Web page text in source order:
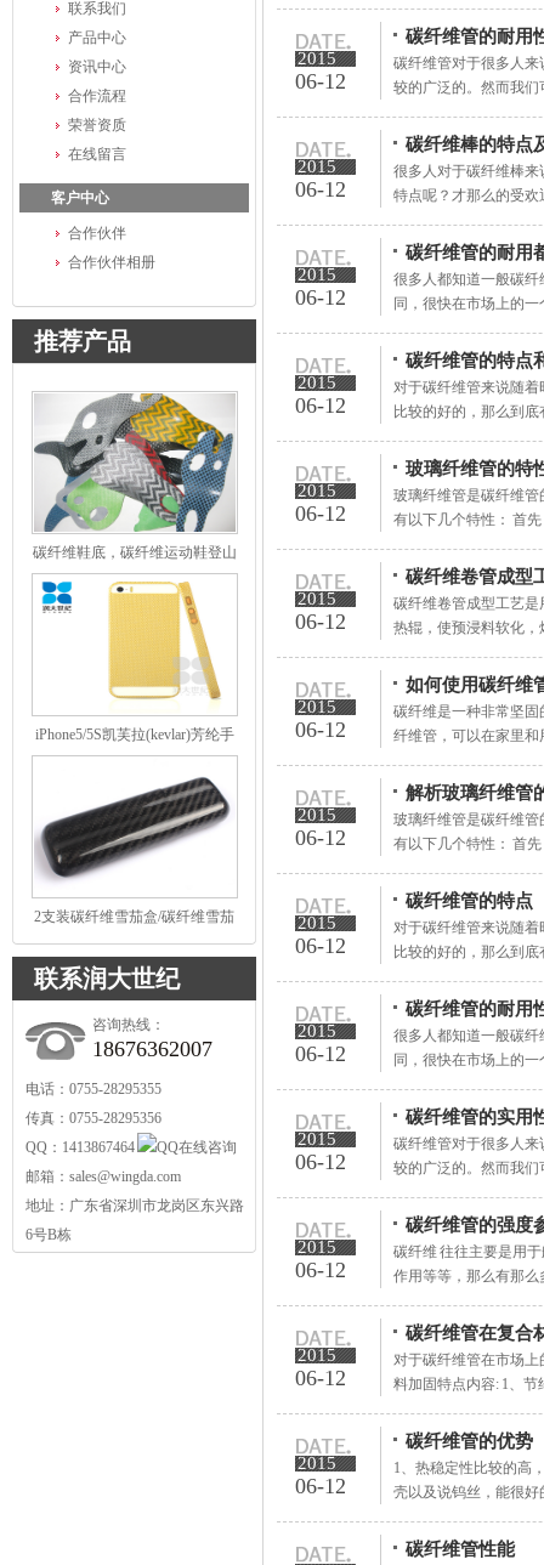
联系我们
产品中心
资讯中心
合作流程
荣誉资质
在线留言
客户中心
合作伙伴
合作伙伴相册
推荐产品
碳纤维鞋底，碳纤维运动鞋登山
鞋
iPhone5/5S凯芙拉(kevlar)芳纶手
机保护
2支装碳纤维雪茄盒/碳纤维雪茄
套
联系润大世纪
咨询热线：
18676362007
电话：0755-28295355
传真：0755-28295356
QQ：1413867464
邮箱： sales@wingda.com
地址：广东省深圳市龙岗区东兴路
6号B栋
2015
06-12
碳纤维管的耐用
碳纤维管对于很多人
较的广泛的。然而我
2015
06-12
碳纤维棒的特点
很多人对于碳纤维棒
特点呢？才那么的受欢
2015
06-12
碳纤维管的耐用
很多人都知道一般碳
同，很快在市场上的
2015
06-12
碳纤维管的特点
对于碳纤维管来说随
比较的好的，那么到
2015
06-12
玻璃纤维管的特
玻璃纤维管是碳纤维
有以下几个特性： 首
2015
06-12
碳纤维卷管成型
碳纤维卷管成型工艺
热辊，使预浸料软化
2015
06-12
如何使用碳纤维
碳纤维是一种非常坚
纤维管，可以在家里
2015
06-12
解析玻璃纤维管
玻璃纤维管是碳纤维
有以下几个特性： 首
2015
06-12
碳纤维管的特点
对于碳纤维管来说随
比较的好的，那么到
2015
06-12
碳纤维管的耐用
很多人都知道一般碳
同，很快在市场上的
2015
06-12
碳纤维管的实用
碳纤维管对于很多人
较的广泛的。然而我
2015
06-12
碳纤维管的强度
碳纤维 往往主要是用
作用等等，那么有那
2015
06-12
碳纤维管在复合
对于碳纤维管在市场
料加固特点内容: 1、
2015
06-12
碳纤维管的优势
1、热稳定性比较的高
壳以及说钨丝，能很
碳纤维管性能